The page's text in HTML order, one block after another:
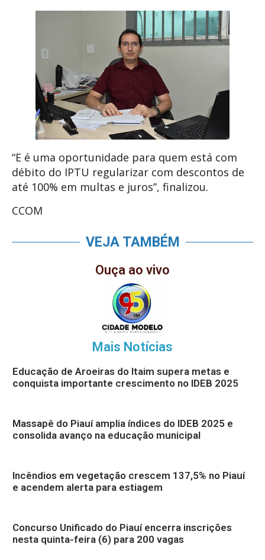
“E é uma oportunidade para quem está com
débito do IPTU regularizar com descontos de
até 100% em multas e juros”, finalizou.
CCOM
VEJA TAMBÉM
Ouça ao vivo
Mais Notícias
Educação de Aroeiras do Itaim supera metas e
conquista importante crescimento no IDEB 2025
Massapê do Piauí amplia índices do IDEB 2025 e
consolida avanço na educação municipal
Incêndios em vegetação crescem 137,5% no Piauí
e acendem alerta para estiagem
Concurso Unificado do Piauí encerra inscrições
nesta quinta-feira (6) para 200 vagas